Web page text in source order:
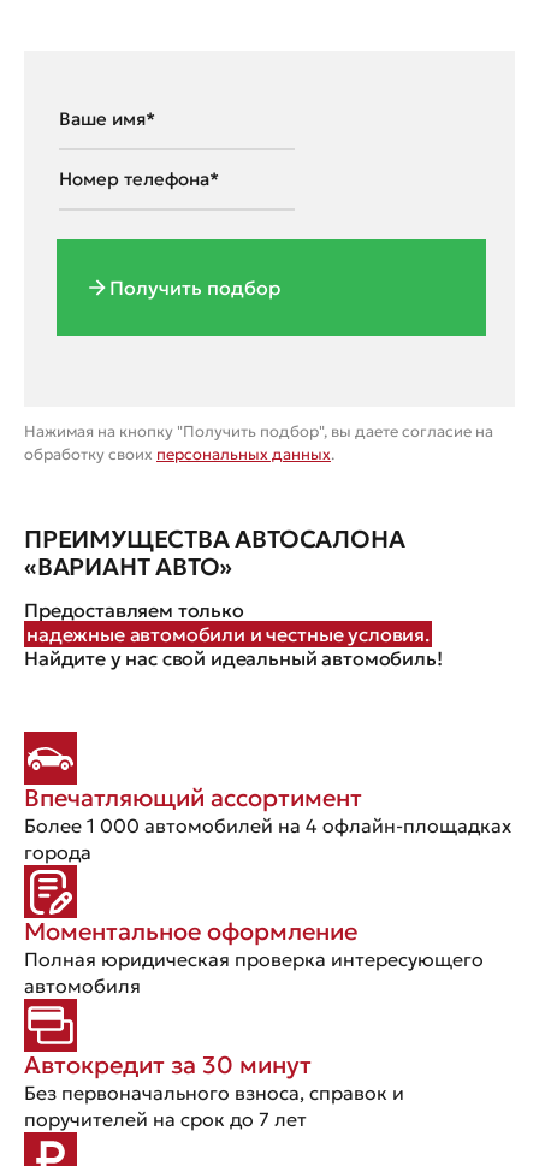
Получить подбор
Нажимая на кнопку "Получить подбор", вы даете согласие на
обработку своих персональных данных.
ПРЕИМУЩЕСТВА АВТОСАЛОНА
«ВАРИАНТ АВТО»
Предоставляем только
надежные автомобили и честные условия.
Найдите у нас свой идеальный автомобиль!
Впечатляющий ассортимент
Более 1 000 автомобилей на 4 офлайн-площадках
города
Моментальное оформление
Полная юридическая проверка интересующего
автомобиля
Автокредит за 30 минут
Без первоначального взноса, справок и
поручителей на срок до 7 лет